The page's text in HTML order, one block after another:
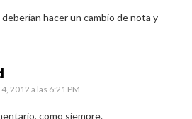
hacer un cambio de nota y
2012 a las 6:21 PM
como siempre.